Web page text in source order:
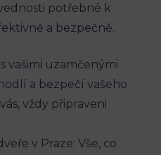
⁢potřebné k
a bezpečně.
vašimi uzamčenými‌
a bezpečí vašeho
vždy připraveni